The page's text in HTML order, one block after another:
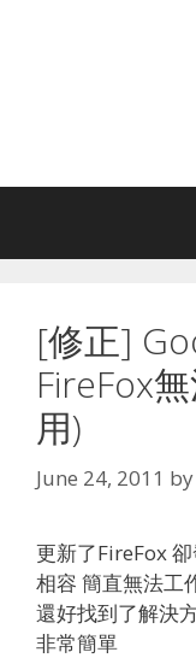
[修正]
FireFox
用)
June 24, 2011 by
更新了FireFox
相容 簡直無法工
還好找到了解決
非常簡單